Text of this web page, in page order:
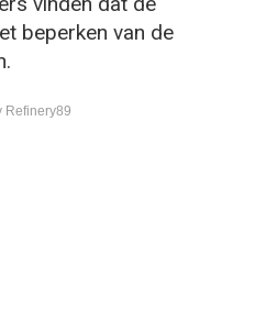
beperken van de
Refinery89